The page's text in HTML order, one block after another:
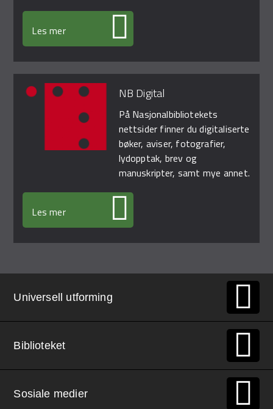
Les mer
NB Digital
På Nasjonalbibliotekets
nettsider finner du digitaliserte
bøker, aviser, fotografier,
lydopptak, brev og
manuskripter, samt mye annet.
Les mer
Universell utforming
Biblioteket
Sosiale medier